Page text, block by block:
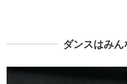
ダンスはみ